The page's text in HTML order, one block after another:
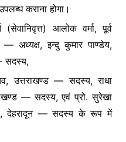
कराना होगा।
(सेवानिवृत्त) आलोक वर्मा, पूर्व
— अध्यक्ष, इन्दु कुमार पाण्डेय,
सदस्य,
उत्तराखण्ड — सदस्य, राधा
— सदस्य, एवं प्रो. सुरेखा
देहरादून — सदस्य के रूप में